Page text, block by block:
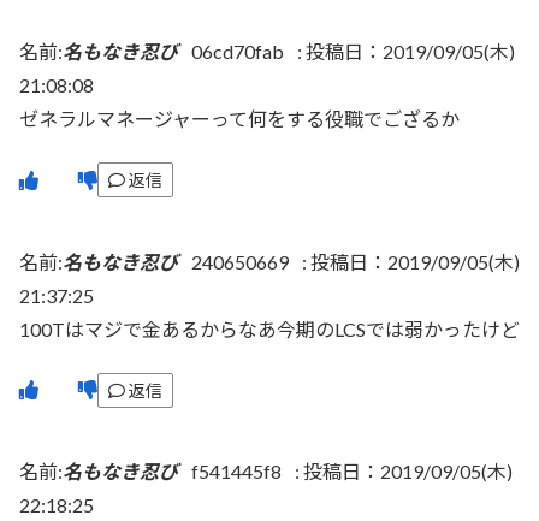
名前:名もなき忍び 06cd70fab : 投稿日：2019/09/05(木)
21:08:08
ゼネラルマネージャーって何をする役職でござるか
返信
名前:名もなき忍び 240650669 : 投稿日：2019/09/05(木)
21:37:25
100Tはマジで金あるからなあ今期のLCSでは弱かったけど
返信
名前:名もなき忍び f541445f8 : 投稿日：2019/09/05(木)
22:18:25